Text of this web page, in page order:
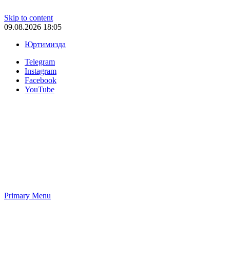
Skip to content
09.08.2026 18:05
Юртимизда
Telegram
Instagram
Facebook
YouTube
Primary Menu